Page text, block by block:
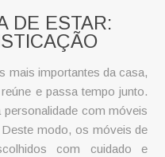
DE ESTAR:
mais importantes da casa,
e passa tempo junto.
com móveis
modo, os móveis de
com cuidado e